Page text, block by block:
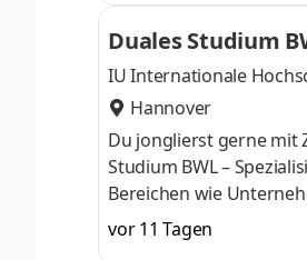
Numerus clausus
praxisnahen
Duales Studium
IU Internationale
Hannover
Du jonglierst gerne mit
Studium BWL –
Bereichen wie
Finanzexpertin. Du
Deine Praxisphasen
vor 11 Tagen